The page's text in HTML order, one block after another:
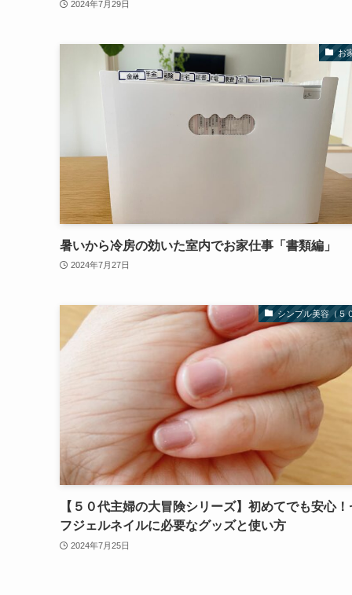
2024年7月29日
お
暑いから冷房の効いた室内でお家仕事「書類編」
2024年7月27日
シンプル美容（５
【５０代主婦の大冒険シリーズ】初めてでも安心！
フジェルネイルに必要なグッズと使い方
2024年7月25日